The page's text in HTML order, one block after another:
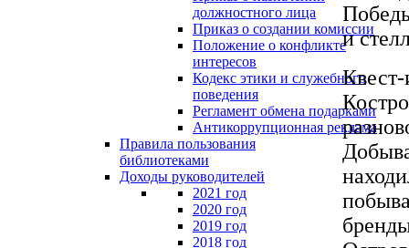
должностного лица
Приказ о создании комиссии
Положение о конфликте
интересов
Кодекс этики и служебного
поведения
Регламент обмена подарками
Антикоррупционная реклама
Правила пользования
библиотеками
Доходы руководителей
2021 год
2020 год
2019 год
2018 год
и
Квест-